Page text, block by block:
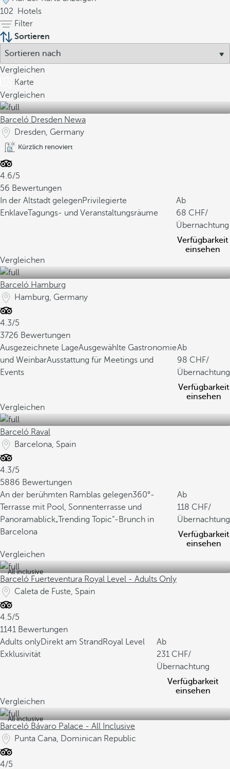
102
Hotels
Filter
Sortieren
Vergleichen
Karte
Vergleichen
Barceló Dresden Newa
Dresden, Germany
Kürzlich renoviert
4.6/5
56 Bewertungen
In der Altstadt gelegenPrivilegierte
EnklaveTagungs- und Veranstaltungsräume
Ab
68
/
Übernachtung
Verfügbarkeit
einsehen
Vergleichen
Barceló Hamburg
Hamburg, Germany
4.3/5
3726 Bewertungen
Ausgezeichnete LageAusgewählte Gastronomie
und WeinbarAusstattung für Meetings und
Events
Ab
98
/
Übernachtung
Verfügbarkeit
einsehen
Vergleichen
Barceló Raval
Barcelona, Spain
4.3/5
5886 Bewertungen
An der berühmten Ramblas gelegen360°-
Terrasse mit Pool, Sonnenterrasse und
Panoramablick„Trending Topic“-Brunch in
Barcelona
Ab
118
/
Übernachtung
Verfügbarkeit
einsehen
Vergleichen
All inclusive
Barceló Fuerteventura Royal Level - Adults Only
Caleta de Fuste, Spain
4.5/5
1141 Bewertungen
Adults onlyDirekt am Strand Royal Level
Exklusivität
Ab
231
/
Übernachtung
Verfügbarkeit
einsehen
Vergleichen
All inclusive
Barceló Bávaro Palace - All Inclusive
Punta Cana, Dominican Republic
4/5